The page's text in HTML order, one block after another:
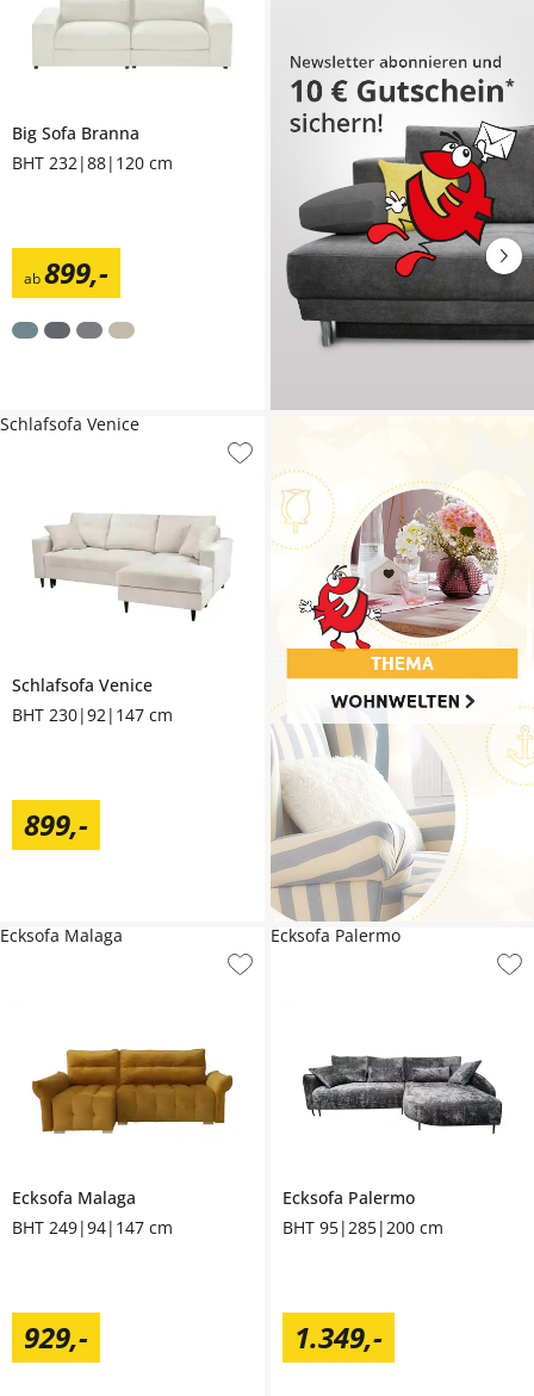
Big Sofa Branna
BHT 232|88|120 cm
ab899,-
Schlafsofa Venice
BHT 230|92|147 cm
899,-
Schlafsofa Venice
Ecksofa Malaga
BHT 249|94|147 cm
929,-
Ecksofa Malaga
Ecksofa Palermo
BHT 95|285|200 cm
1.349,-
Ecksofa Palermo